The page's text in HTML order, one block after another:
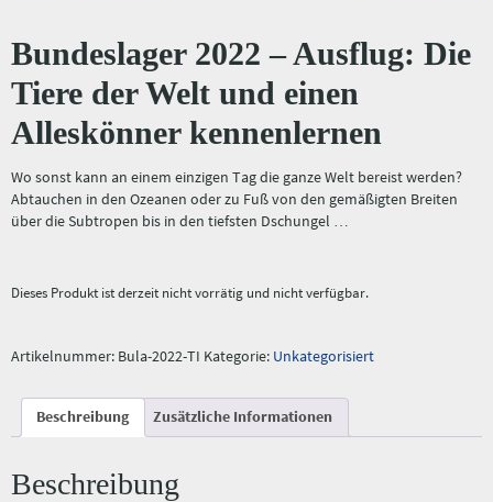
Bundeslager 2022 – Ausflug: Die
Tiere der Welt und einen
Alleskönner kennenlernen
Wo sonst kann an einem einzigen Tag die ganze Welt bereist werden?
Abtauchen in den Ozeanen oder zu Fuß von den gemäßigten Breiten
über die Subtropen bis in den tiefsten Dschungel …
Dieses Produkt ist derzeit nicht vorrätig und nicht verfügbar.
Artikelnummer: Bula-2022-TI Kategorie: Unkategorisiert
Beschreibung Zusätzliche Informationen
Beschreibung